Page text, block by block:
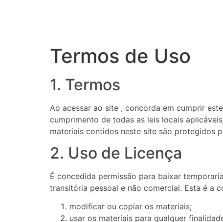
Termos de Uso
1. Termos
Ao acessar ao site , concorda em cumprir
cumprimento de todas as leis locais
materiais contidos neste site são protegidos
2. Uso de Licença
É concedida permissão para baixar
transitória pessoal e não comercial. Esta é a
modificar ou copiar os materiais;
usar os materiais para qualquer